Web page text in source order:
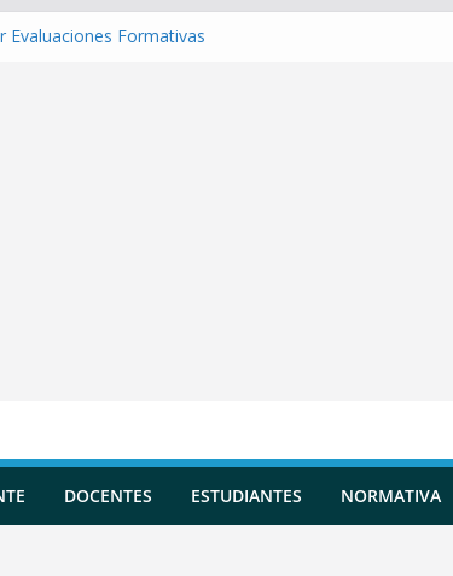
Evaluaciones Formativas
DOCENTES ESTUDIANTES NORMATIVA